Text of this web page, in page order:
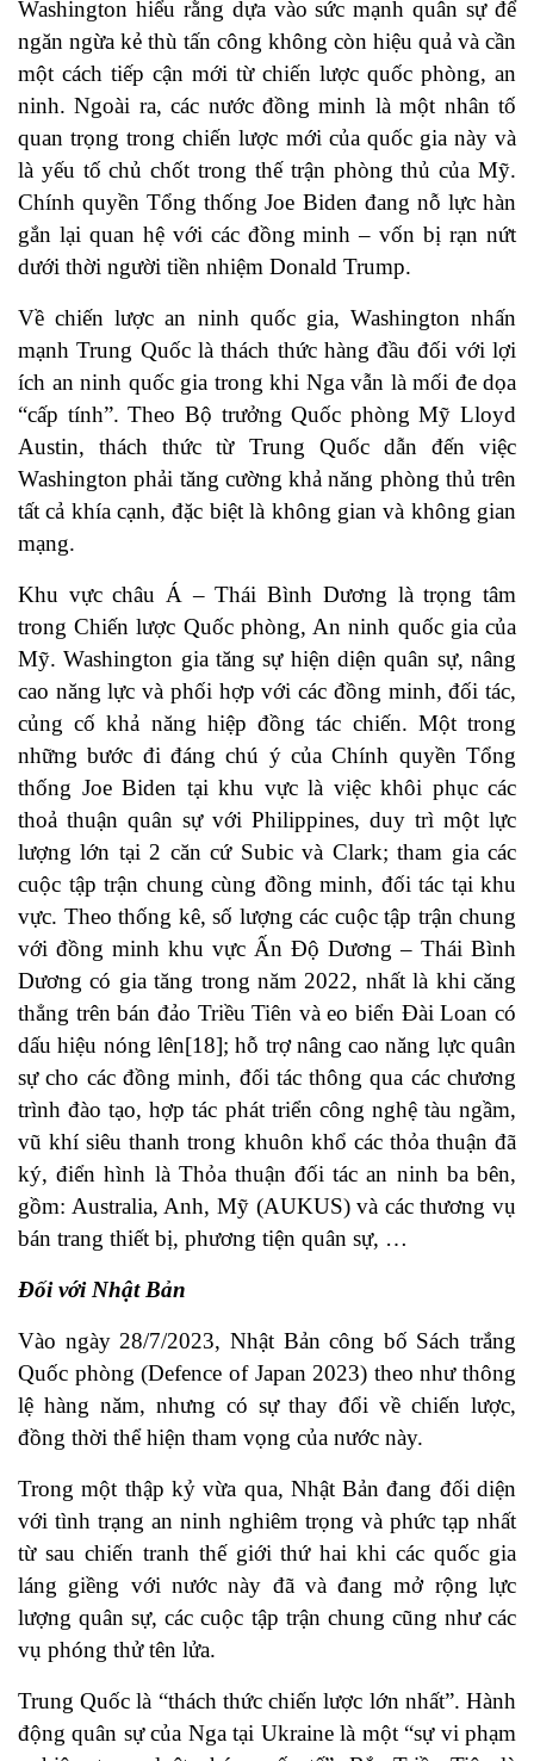
Washington hiểu rằng dựa vào sức mạnh quân sự để
ngăn ngừa kẻ thù tấn công không còn hiệu quả và cần
một cách tiếp cận mới từ chiến lược quốc phòng, an
ninh. Ngoài ra, các nước đồng minh là một nhân tố
quan trọng trong chiến lược mới của quốc gia này và
là yếu tố chủ chốt trong thế trận phòng thủ của Mỹ.
Chính quyền Tổng thống Joe Biden đang nỗ lực hàn
gắn lại quan hệ với các đồng minh – vốn bị rạn nứt
dưới thời người tiền nhiệm Donald Trump.
Về chiến lược an ninh quốc gia, Washington nhấn
mạnh Trung Quốc là thách thức hàng đầu đối với lợi
ích an ninh quốc gia trong khi Nga vẫn là mối đe dọa
“cấp tính”. Theo Bộ trưởng Quốc phòng Mỹ Lloyd
Austin, thách thức từ Trung Quốc dẫn đến việc
Washington phải tăng cường khả năng phòng thủ trên
tất cả khía cạnh, đặc biệt là không gian và không gian
mạng.
Khu vực châu Á – Thái Bình Dương là trọng tâm
trong Chiến lược Quốc phòng, An ninh quốc gia của
Mỹ. Washington gia tăng sự hiện diện quân sự, nâng
cao năng lực và phối hợp với các đồng minh, đối tác,
củng cố khả năng hiệp đồng tác chiến. Một trong
những bước đi đáng chú ý của Chính quyền Tổng
thống Joe Biden tại khu vực là việc khôi phục các
thoả thuận quân sự với Philippines, duy trì một lực
lượng lớn tại 2 căn cứ Subic và Clark; tham gia các
cuộc tập trận chung cùng đồng minh, đối tác tại khu
vực. Theo thống kê, số lượng các cuộc tập trận chung
với đồng minh khu vực Ấn Độ Dương – Thái Bình
Dương có gia tăng trong năm 2022, nhất là khi căng
thẳng trên bán đảo Triều Tiên và eo biển Đài Loan có
dấu hiệu nóng lên[18]; hỗ trợ nâng cao năng lực quân
sự cho các đồng minh, đối tác thông qua các chương
trình đào tạo, hợp tác phát triển công nghệ tàu ngầm,
vũ khí siêu thanh trong khuôn khổ các thỏa thuận đã
ký, điển hình là Thỏa thuận đối tác an ninh ba bên,
gồm: Australia, Anh, Mỹ (AUKUS) và các thương vụ
bán trang thiết bị, phương tiện quân sự, …
Đối với Nhật Bản
Vào ngày 28/7/2023, Nhật Bản công bố Sách trắng
Quốc phòng (Defence of Japan 2023) theo như thông
lệ hàng năm, nhưng có sự thay đổi về chiến lược,
đồng thời thể hiện tham vọng của nước này.
Trong một thập kỷ vừa qua, Nhật Bản đang đối diện
với tình trạng an ninh nghiêm trọng và phức tạp nhất
từ sau chiến tranh thế giới thứ hai khi các quốc gia
láng giềng với nước này đã và đang mở rộng lực
lượng quân sự, các cuộc tập trận chung cũng như các
vụ phóng thử tên lửa.
Trung Quốc là “thách thức chiến lược lớn nhất”. Hành
động quân sự của Nga tại Ukraine là một “sự vi phạm